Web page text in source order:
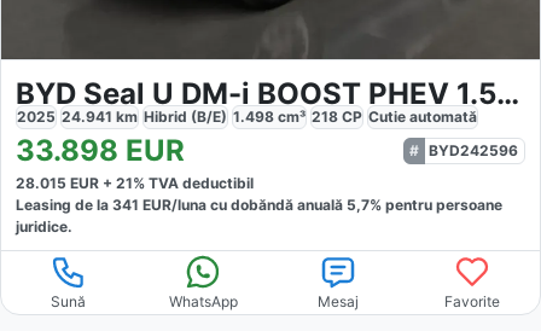
BYD Seal U DM-i BOOST PHEV 1.5 160KW NAVI KLIMA SITZ
2025 24.941 km Hibrid (B/E) 1.498 cm³ 218 CP Cutie automată
33.898 EUR
BYD242596
28.015 EUR + 21% TVA deductibil
Leasing de la 341 EUR/luna cu dobăndă anuală 5,7% pentru persoane
juridice.
Sună WhatsApp Mesaj Favorite